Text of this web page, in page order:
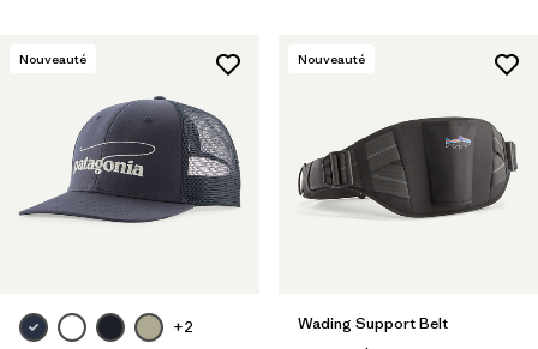
Nouveauté
+2
Nouveauté
Wading Support Belt